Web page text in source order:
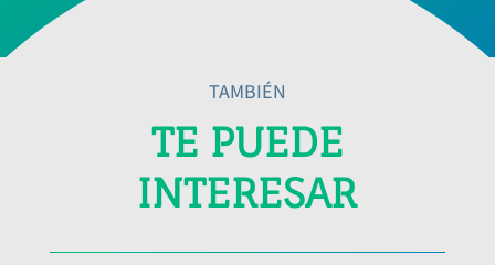
TAMBIÉN
TE PUEDE
INTERESAR